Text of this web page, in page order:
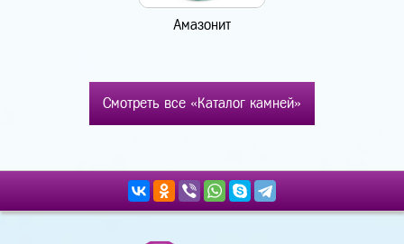
Амазонит
Смотреть все «Каталог камней»